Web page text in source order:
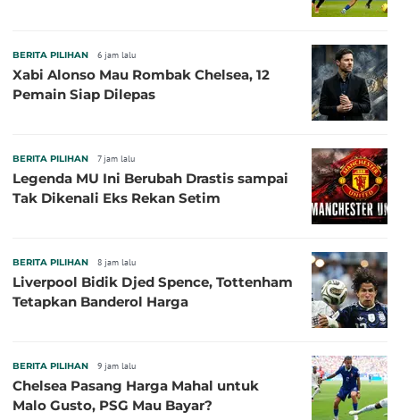
BERITA PILIHAN 6 jam lalu
Xabi Alonso Mau Rombak Chelsea, 12
Pemain Siap Dilepas
BERITA PILIHAN 7 jam lalu
Legenda MU Ini Berubah Drastis sampai
Tak Dikenali Eks Rekan Setim
BERITA PILIHAN 8 jam lalu
Liverpool Bidik Djed Spence, Tottenham
Tetapkan Banderol Harga
BERITA PILIHAN 9 jam lalu
Chelsea Pasang Harga Mahal untuk
Malo Gusto, PSG Mau Bayar?